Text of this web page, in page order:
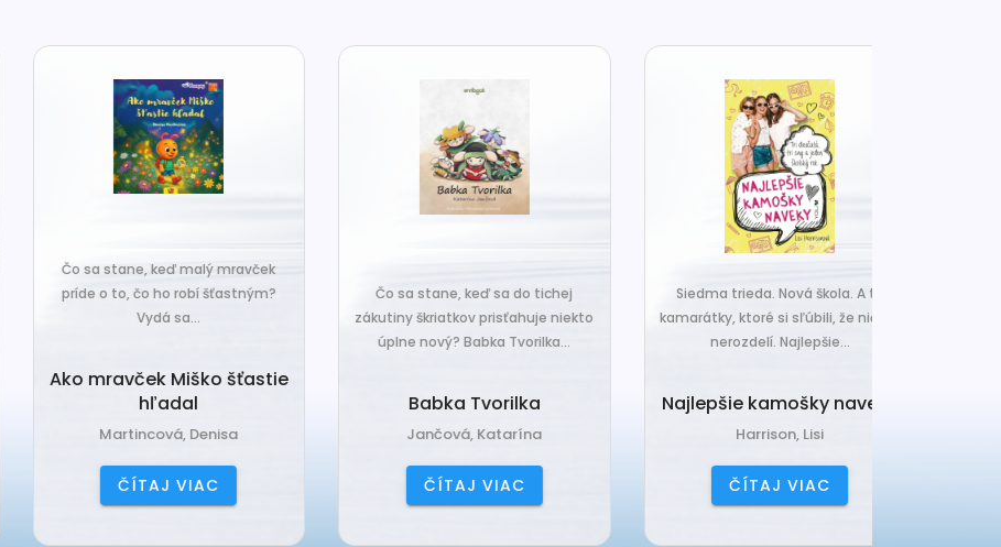
Čo sa stane, keď malý mravček
príde o to, čo ho robí šťastným?
Vydá sa...
Ako mravček Miško šťastie
Martincová, Denisa
ČÍTAJ VIAC
Čo sa stane, keď sa do tichej
zákutiny škriatkov prisťahuje niekto
úplne nový? Babka Tvorilka...
Babka Tvorilka
Jančová, Katarína
ČÍTAJ VIAC
Siedma trieda. Nová škola. A tri
kamarátky, ktoré si sľúbili, že nič ich
nerozdelí. Najlepšie...
Najlepšie kamošky naveky
Harrison, Lisi
ČÍTAJ VIAC